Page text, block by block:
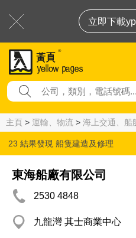
立即下載
主頁 > 運輸、物流 > 海上交通、船
23 結果發現 船隻建造及修理
東海船廠有限公司
2530 4848
九龍灣 其士商業中心